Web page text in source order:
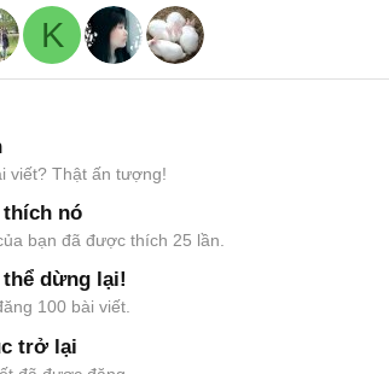
K
viết? Thật ấn tượng!
nó
bạn đã được thích 25 lần.
thể dừng lại!
100 bài viết.
trở lại